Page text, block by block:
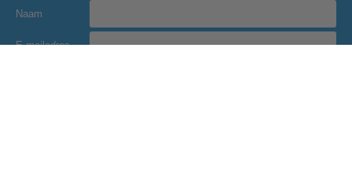
Naam
E-mailadres